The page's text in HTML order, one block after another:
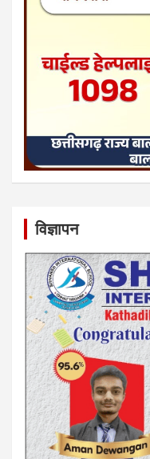
विज्ञापन